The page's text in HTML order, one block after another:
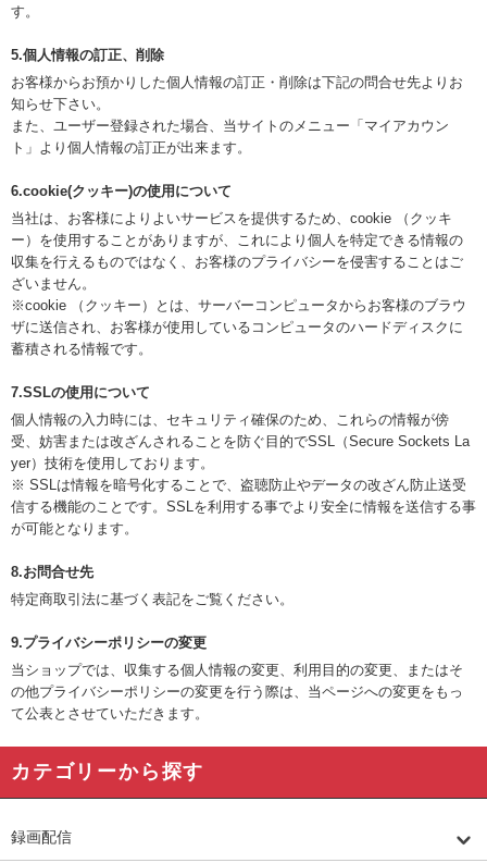
す。
5.個人情報の訂正、削除
お客様からお預かりした個人情報の訂正・削除は下記の問合せ先よりお
知らせ下さい。
また、ユーザー登録された場合、当サイトのメニュー「マイアカウン
ト」より個人情報の訂正が出来ます。
6.cookie(クッキー)の使用について
当社は、お客様によりよいサービスを提供するため、cookie （クッキ
ー）を使用することがありますが、これにより個人を特定できる情報の
収集を行えるものではなく、お客様のプライバシーを侵害することはご
ざいません。
※cookie （クッキー）とは、サーバーコンピュータからお客様のブラウ
ザに送信され、お客様が使用しているコンピュータのハードディスクに
蓄積される情報です。
7.SSLの使用について
個人情報の入力時には、セキュリティ確保のため、これらの情報が傍
受、妨害または改ざんされることを防ぐ目的でSSL（Secure Sockets La
yer）技術を使用しております。
※ SSLは情報を暗号化することで、盗聴防止やデータの改ざん防止送受
信する機能のことです。SSLを利用する事でより安全に情報を送信する事
が可能となります。
8.お問合せ先
特定商取引法に基づく表記をご覧ください。
9.プライバシーポリシーの変更
当ショップでは、収集する個人情報の変更、利用目的の変更、またはそ
の他プライバシーポリシーの変更を行う際は、当ページへの変更をもっ
て公表とさせていただきます。
カテゴリーから探す
録画配信